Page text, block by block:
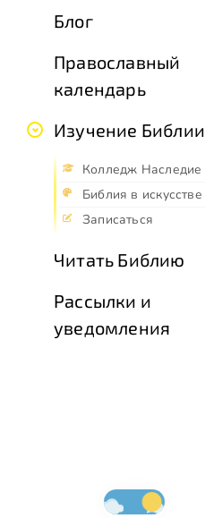
Блог
Православный
календарь
Изучение Библии
Колледж Наследие
Библия в искусстве
Записаться
Читать Библию
Рассылки и
уведомления